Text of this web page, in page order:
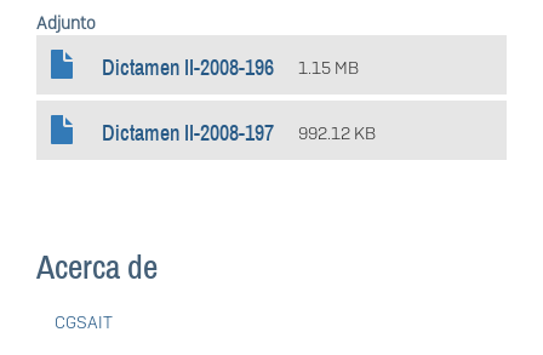
Adjunto
Dictamen II-2008-196 1.15 MB
Dictamen II-2008-197 992.12 KB
Acerca de
CGSAIT